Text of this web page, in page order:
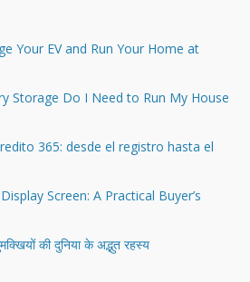
Your EV and Run Your Home at
Storage Do I Need to Run My House
365: desde el registro hasta el
Screen: A Practical Buyer’s
की दुनिया के अद्भुत रहस्य